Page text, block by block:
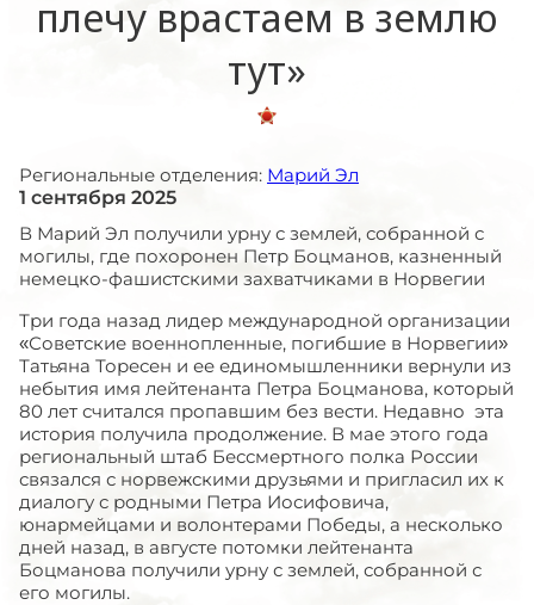
плечу врастаем в землю
тут»
Региональные отделения: Марий Эл
1 сентября 2025
В Марий Эл получили урну с землей, собранной с
могилы, где похоронен Петр Боцманов, казненный
немецко-фашистскими захватчиками в Норвегии
Три года назад лидер международной организации
«Советские военнопленные, погибшие в Норвегии»
Татьяна Торесен и ее единомышленники вернули из
небытия имя лейтенанта Петра Боцманова, который
80 лет считался пропавшим без вести. Недавно эта
история получила продолжение. В мае этого года
региональный штаб Бессмертного полка России
связался с норвежскими друзьями и пригласил их к
диалогу с родными Петра Иосифовича,
юнармейцами и волонтерами Победы, а несколько
дней назад, в августе потомки лейтенанта
Боцманова получили урну с землей, собранной с
его могилы.